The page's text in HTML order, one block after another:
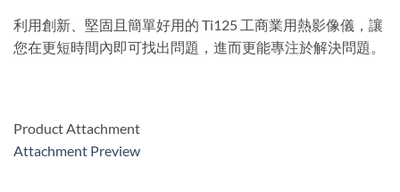
利用創新、堅固且簡單好用的 Ti125 工商業用熱影像儀，讓
您在更短時間內即可找出問題，進而更能專注於解決問題。
Product Attachment
Attachment Preview